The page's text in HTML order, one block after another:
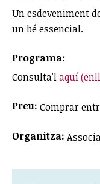
Un esdeveniment
un bé essencial.
Programa:
Consulta'laquí
Preu: Comprar
Organitza: